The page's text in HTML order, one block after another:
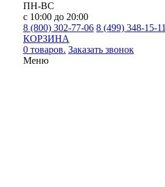
ПН-ВС
с 10:00 до 20:00
8 (800) 302-77-06 8 (499) 348-15-11
КОРЗИНА
0 товаров. Заказать звонок
Меню